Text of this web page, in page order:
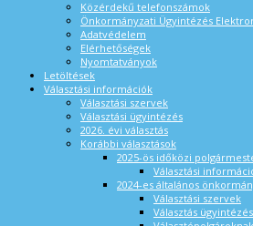
Közérdekű telefonszámok
Önkormányzati Ügyintézés
Adatvédelem
Elérhetőségek
Nyomtatványok
Letöltések
Választási információk
Választási szervek
Választási ügyintézés
2026. évi választás
Korábbi választások
2025-ös időközi
Választási
2024-es általános
Választási szervek
Választás ügyintézés